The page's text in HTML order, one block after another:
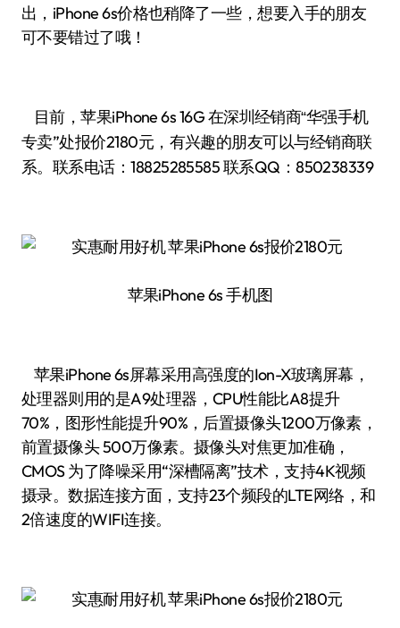
出，iPhone 6s价格也稍降了一些，想要入手的朋友
可不要错过了哦！
目前，苹果iPhone 6s 16G 在深圳经销商“华强手机
专卖”处报价2180元， 有兴趣的朋友可以与经销商联
系。联系电话：18825285585联系QQ：850238339
苹果iPhone 6s 手机图
苹果iPhone 6s屏幕采用高强度的Ion-X玻璃屏幕，
处理器则用的是A9处理器，CPU性能比A8提升
70%，图形性能提升90%，后置摄像头1200万像素，
前置摄像头 500万像素。摄像头对焦更加准确，
CMOS 为了降噪采用“深槽隔离”技术，支持4K视频
摄录。数据连接方面，支持23个频段的LTE网络，和
2倍速度的WIFI连接。